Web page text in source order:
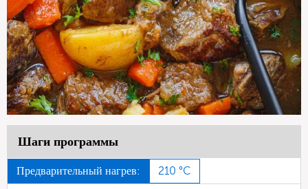
Шаги программы
Предварительный нагрев: 210 °C